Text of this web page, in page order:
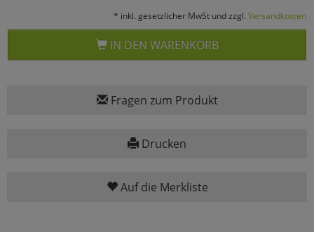
* inkl. gesetzlicher MwSt und zzgl. Versandkosten
IN DEN WARENKORB
Fragen zum Produkt
Drucken
Auf die Merkliste
zurück